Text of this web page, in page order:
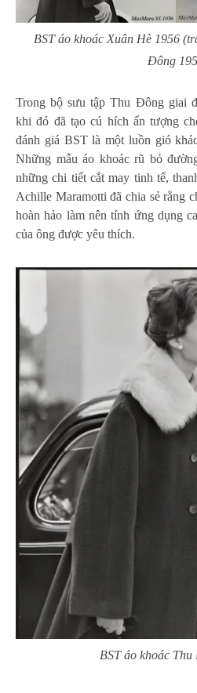
BST áo khoác Xuân Hè 1956
Đông
Trong bộ sưu tập Thu Đông giai
khi đó đã tạo cú hích ấn tượng
đánh giá BST là một luồn gió
Những mẫu áo khoác rũ bỏ
những chi tiết cắt may tinh tế,
Achille Maramotti đã chia sẻ rằng
hoàn hảo làm nên tính ứng dụng
của ông được yêu thích.
BST áo khoác